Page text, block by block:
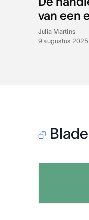
van een
Julia Martins
9 augustus 2025